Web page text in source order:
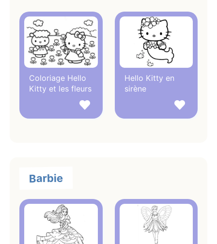
Coloriage Hello
Kitty et les fleurs
Hello Kitty en
sirène
Barbie